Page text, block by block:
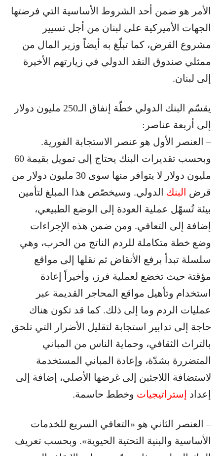
الأمر هو ضمن أحد الشروط الأساسية التي فرضتها
الجهات الأميركية على لبنان من أجل تسيير
مشروع القرض، كما تبلّغ به أيضاً وزير المال من
ممثلي صندوق النقد الدولي في زيارتهم الأخيرة
إلى لبنان.
يقسّم البنك الدولي خطّة إنفاق الـ250 مليون دولار
إلى أربعة عناصر:
– العنصر الأول هو عنصر الاستجابة الفورية.
وبحسب تقديرات البنك يحتاج إلى تمويل بقيمة 60
مليون دولار لا يتوافر منها سوى 30 مليون دولار من
قرض البنك الدولي. وسيخصّص هذا المبلغ لتأمين
بيئة تُسهّل عملية العودة إلى الوضع الطبيعي،
إضافة إلى التعافي. ومن ضمن هذه الإجراءات
وضع خطة متكاملة للردم الناتج من الحرب، وهي
سلسلة تبدأ برفع الأنقاض ثم نقلها إلى مواقع
مؤقتة حيث تخضع لعملية فرز، وأخيراً إعادة
استخدام وتأهيل مواقع المحاجر القديمة عبر
عمليات الردم وما إلى ذلك. كما قد تكون هناك
حاجة إلى تدابير استجابة لتقليل الأضرار التي تلحق
بالتراث الثقافي، وحماية الناس من المباني
المتضررة بشدّة، وإعادة المباني المستخدمة
لاستضافة اللاجئين إلى غرضها الأصلي، إضافة إلى
إعداد إستراتيجيات وخطط حاسمة.
– العنصر الثاني هو «التعافي السريع للخدمات
الأساسية والبنية التحتية الحيوية». وبحسب تعريف